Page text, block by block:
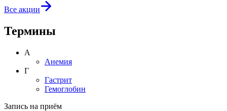
Все акции
Термины
А
Анемия
Г
Гастрит
Гемоглобин
Запись на приём